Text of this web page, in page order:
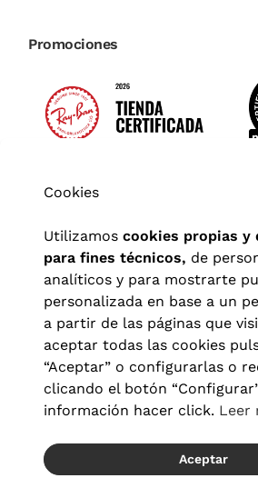
Promociones
Aviso legal| Política de privacidad
Política de cookies|
© 2026
Cookies
Utilizamos cookies propias y
para fines técnicos, de
analíticos y para mostrarte
personalizada en base a un
a partir de las páginas que
aceptar todas las cookies
“Aceptar” o configurarlas o
clicando el botón
información hacer click. Leer
Aceptar